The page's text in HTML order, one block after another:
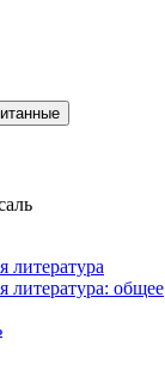
литература
литература: общее